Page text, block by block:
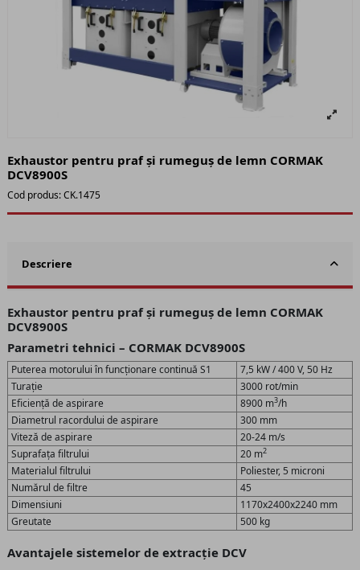
Exhaustor pentru praf și rumeguș de lemn CORMAK
DCV8900S
Cod produs:CK.1475
Descriere
Exhaustor pentru praf și rumeguș de lemn CORMAK
DCV8900S
Parametri tehnici – CORMAK DCV8900S
Puterea motorului în funcționare continuă S1
7,5 kW / 400 V, 50 Hz
Turație
3000 rot/min
Eficiență de aspirare
8900 m3/h
Diametrul racordului de aspirare
300 mm
Viteză de aspirare
20-24 m/s
Suprafața filtrului
20 m2
Materialul filtrului
Poliester, 5 microni
Numărul de filtre
45
Dimensiuni
1170x2400x2240 mm
Greutate
500 kg
Avantajele sistemelor de extracție DCV